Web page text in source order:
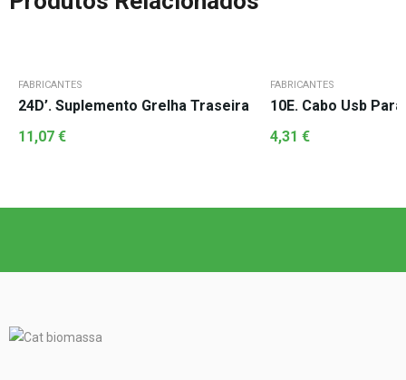
FABRICANTES
24D’. Suplemento Grelha Traseira
11,07 €
FABRICANTES
10E. Cabo Usb
4,31 €